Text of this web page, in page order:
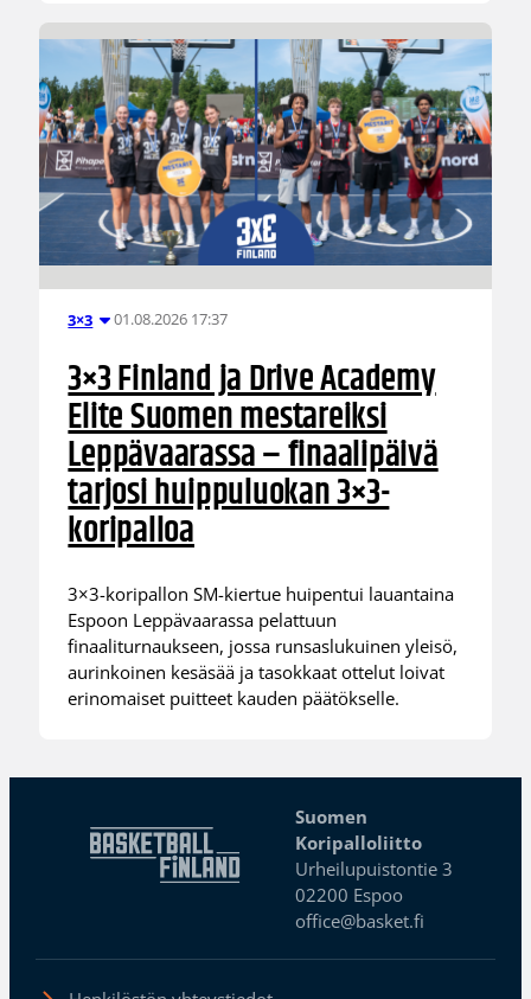
3×3 01.08.2026 17:37
3×3 Finland ja Drive Academy
Elite Suomen mestareiksi
Leppävaarassa – finaalipäivä
tarjosi huippuluokan 3×3-
koripalloa
3×3-koripallon SM-kiertue huipentui lauantaina
Espoon Leppävaarassa pelattuun
finaaliturnaukseen, jossa runsaslukuinen yleisö,
aurinkoinen kesäsää ja tasokkaat ottelut loivat
erinomaiset puitteet kauden päätökselle.
Suomen
Koripalloliitto
Urheilupuistontie 3
02200 Espoo
office@basket.fi